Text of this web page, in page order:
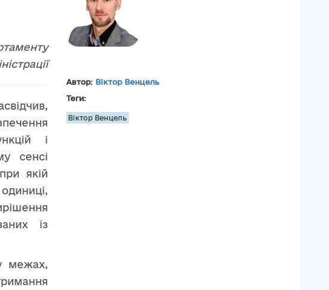
і
сенсі
якій
із
межах,
Автор: Віктор Венцель
Теги:
Віктор Венцель